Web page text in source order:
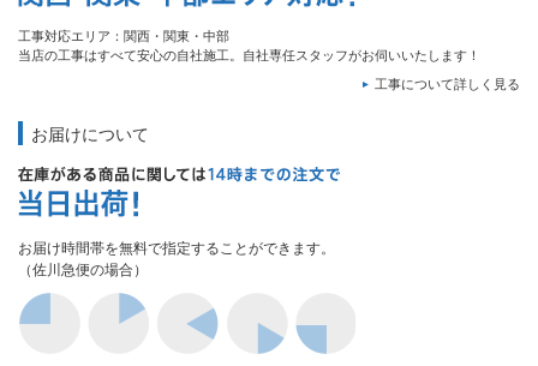
工事対応エリア：関西・関東・中部
当店の工事はすべて安心の自社施工。自社専任スタッフがお伺いいたします！
工事について詳しく見る
お届けについて
お届け時間帯を無料で指定することができます。
（佐川急便の場合）